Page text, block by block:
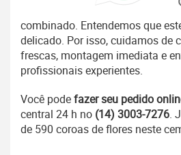
combinado. Entendemos que
delicado. Por isso, cuidamos de
frescas, montagem imediata e
profissionais experientes.
Você podefazer seu pedido
central 24 h no (14) 3003-7276.
de 590 coroas de flores neste